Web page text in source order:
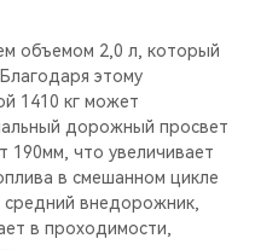
объемом 2,0 л, который
этому
1410 кг может
дорожный просвет
190мм, что увеличивает
в смешанном цикле
внедорожник,
в проходимости,